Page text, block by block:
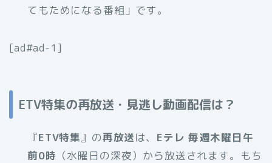
てもためになる番組」です。
[ad#ad-1]
ETV特集の再放送・見逃し動画配信は？
『ETV特集』の再放送は、 Eテレ 毎週木曜日午
前0時 （水曜日の深夜）から放送されます。もち